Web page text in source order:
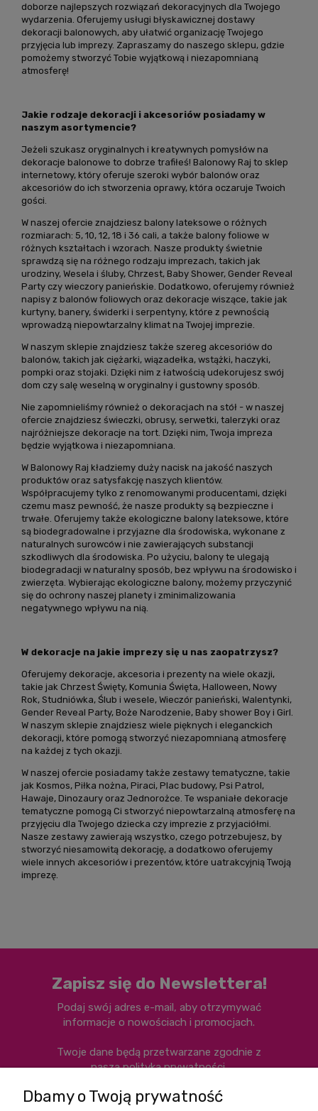
doborze najlepszych rozwiązań dekoracyjnych dla Twojego
wydarzenia. Oferujemy usługi błyskawicznej dostawy
dekoracji balonowych, aby ułatwić organizację Twojego
przyjęcia lub imprezy. Zapraszamy do naszego sklepu, gdzie
pomożemy stworzyć Tobie wyjątkową i niezapomnianą
atmosferę!
Jakie rodzaje dekoracji i akcesoriów posiadamy w
naszym asortymencie?
Jeżeli szukasz oryginalnych i kreatywnych pomysłów na
dekoracje balonowe to dobrze trafiłeś! Balonowy Raj to sklep
internetowy, który oferuje szeroki wybór balonów oraz
akcesoriów do ich stworzenia oprawy, która oczaruje Twoich
gości.
W naszej ofercie znajdziesz balony lateksowe o różnych
rozmiarach: 5, 10, 12, 18 i 36 cali, a także balony foliowe w
różnych kształtach i wzorach. Nasze produkty świetnie
sprawdzą się na różnego rodzaju imprezach, takich jak
urodziny, Wesela i śluby, Chrzest, Baby Shower, Gender Reveal
Party czy wieczory panieńskie. Dodatkowo, oferujemy również
napisy z balonów foliowych oraz dekoracje wiszące, takie jak
kurtyny, banery, świderki i serpentyny, które z pewnością
wprowadzą niepowtarzalny klimat na Twojej imprezie.
W naszym sklepie znajdziesz także szereg akcesoriów do
balonów, takich jak ciężarki, wiązadełka, wstążki, haczyki,
pompki oraz stojaki. Dzięki nim z łatwością udekorujesz swój
dom czy salę weselną w oryginalny i gustowny sposób.
Nie zapomnieliśmy również o dekoracjach na stół - w naszej
ofercie znajdziesz świeczki, obrusy, serwetki, talerzyki oraz
najróżniejsze dekoracje na tort. Dzięki nim, Twoja impreza
będzie wyjątkowa i niezapomniana.
W Balonowy Raj kładziemy duży nacisk na jakość naszych
produktów oraz satysfakcję naszych klientów.
Współpracujemy tylko z renomowanymi producentami, dzięki
czemu masz pewność, że nasze produkty są bezpieczne i
trwałe. Oferujemy także ekologiczne balony lateksowe, które
są biodegradowalne i przyjazne dla środowiska, wykonane z
naturalnych surowców i nie zawierających substancji
szkodliwych dla środowiska. Po użyciu, balony te ulegają
biodegradacji w naturalny sposób, bez wpływu na środowisko i
zwierzęta. Wybierając ekologiczne balony, możemy przyczynić
się do ochrony naszej planety i zminimalizowania
negatywnego wpływu na nią.
W dekoracje na jakie imprezy się u nas zaopatrzysz?
Oferujemy dekoracje, akcesoria i prezenty na wiele okazji,
takie jak Chrzest Święty, Komunia Święta, Halloween, Nowy
Rok, Studniówka, Ślub i wesele, Wieczór panieński, Walentynki,
Gender Reveal Party, Boże Narodzenie, Baby shower Boy i Girl.
W naszym sklepie znajdziesz wiele pięknych i eleganckich
dekoracji, które pomogą stworzyć niezapomnianą atmosferę
na każdej z tych okazji.
W naszej ofercie posiadamy także zestawy tematyczne, takie
jak Kosmos, Piłka nożna, Piraci, Plac budowy, Psi Patrol,
Hawaje, Dinozaury oraz Jednorożce. Te wspaniałe dekoracje
tematyczne pomogą Ci stworzyć niepowtarzalną atmosferę na
przyjęciu dla Twojego dziecka czy imprezie z przyjaciółmi.
Nasze zestawy zawierają wszystko, czego potrzebujesz, by
stworzyć niesamowitą dekorację, a dodatkowo oferujemy
wiele innych akcesoriów i prezentów, które uatrakcyjnią Twoją
imprezę.
Zapisz się do Newslettera!
Podaj swój adres e-mail, aby otrzymywać
informacje o nowościach i promocjach.
Twoje dane będą przetwarzane zgodnie z
nasząpolityką prywatności.
Dbamy o Twoją prywatność